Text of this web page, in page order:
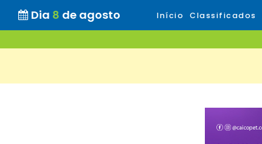
Dia 8 de agosto Início Classificados